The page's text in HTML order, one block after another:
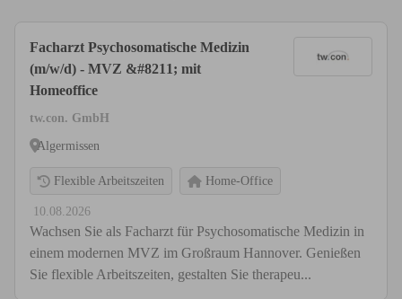
Facharzt Psychosomatische Medizin
(m/w/d) - MVZ &#8211; mit
Homeoffice
tw.con. GmbH
Algermissen
Flexible Arbeitszeiten Home-Office
10.08.2026
Wachsen Sie als Facharzt für Psychosomatische Medizin in
einem modernen MVZ im Großraum Hannover. Genießen
Sie flexible Arbeitszeiten, gestalten Sie therapeu...